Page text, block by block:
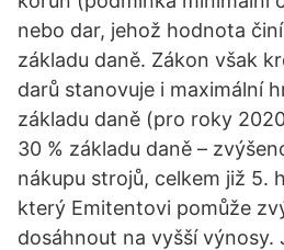
nebo dar, jehož hodnota
základu daně. Zákon však
darů stanovuje i maximální
základu daně (pro roky
30 % základu daně –
nákupu strojů, celkem již 5.
který Emitentovi pomůže
dosáhnout na vyšší výnosy.